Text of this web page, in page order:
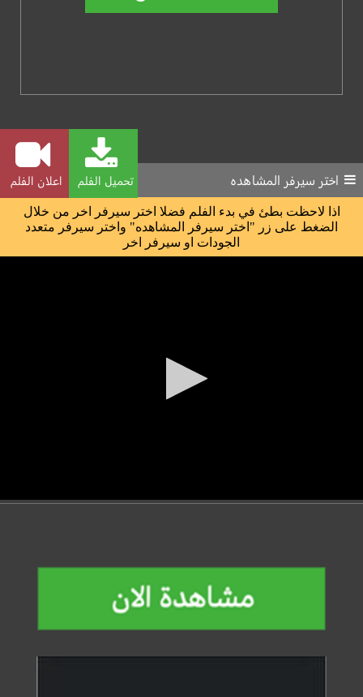
تحميل الفلم اعلان الفلم اختر سيرفر المشاهده
اذا لاحظت بطئ في بدء الفلم فضلا اختر سيرفر اخر من خلال
الضغط على زر "اختر سيرفر المشاهده" واختر سيرفر متعدد
الجودات او سيرفر اخر